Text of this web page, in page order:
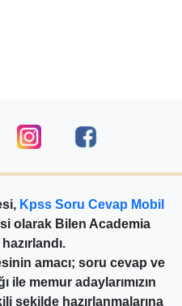
Kpss Soru Cevap Mobil
olarak Bilen Academia
amacı; soru cevap ve
ile memur adaylarımızın
şekilde hazırlanmalarına